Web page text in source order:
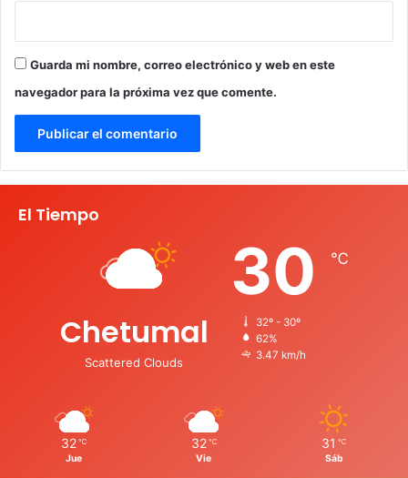
Guarda mi nombre, correo electrónico y web en este
navegador para la próxima vez que comente.
El Tiempo
Chetumal
Scattered Clouds
30 ℃
32º - 30º
62%
3.47 km/h
32 ℃
Jue
32 ℃
Vie
31 ℃
Sáb